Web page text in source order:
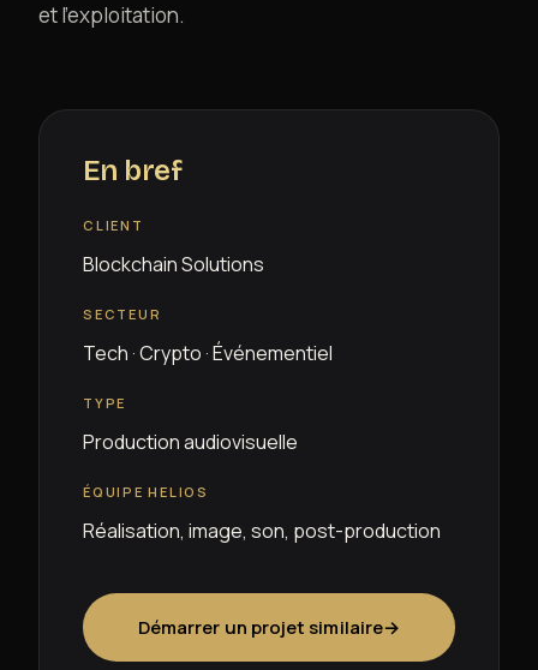
et l'exploitation.
En bref
CLIENT
Blockchain Solutions
SECTEUR
Tech · Crypto · Événementiel
TYPE
Production audiovisuelle
ÉQUIPE HELIOS
Réalisation, image, son, post-production
Démarrer un projet similaire→